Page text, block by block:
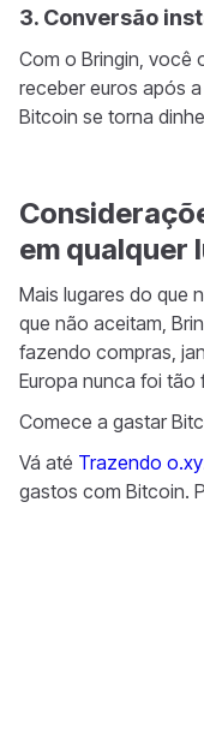
3. Conversão
Com o Bringin, você
receber euros após
Bitcoin se torna
em qualquer
Mais lugares do que
que não aceitam,
fazendo compras,
Europa nunca foi tão
Comece a gastar
Vá até Trazendo
gastos com Bitcoin.